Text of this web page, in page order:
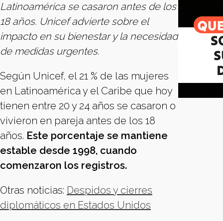
Latinoamérica se casaron antes de los
18 años. Unicef advierte sobre el
impacto en su bienestar y la necesidad
de medidas urgentes.
Según Unicef, el 21 % de las mujeres
en Latinoamérica y el Caribe que hoy
tienen entre 20 y 24 años se casaron o
vivieron en pareja antes de los 18
años. Este porcentaje se mantiene
estable desde 1998, cuando
comenzaron los registros.
Otras noticias: Despidos y cierres
diplomáticos en Estados Unidos